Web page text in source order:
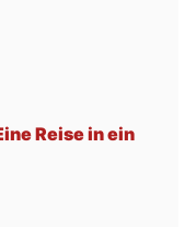
Reise in ein